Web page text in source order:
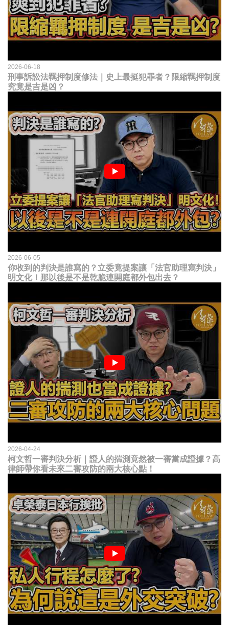
2026-06-18
刑事訴訟法羈押制度修法｜史上最挺犯罪者？限縮羈押制度
究竟是吉是凶？
2026-06-05
你收到的判決是誰寫的？立委竟提案讓「法官助理寫判決」
明文化！那以後是不是乾脆連開庭都外包出去？
2026-04-24
柯文哲一審判決分析｜證人的揣測竟然被一審當成證據？高
律師帶你看未來二審攻防的兩大核心點！